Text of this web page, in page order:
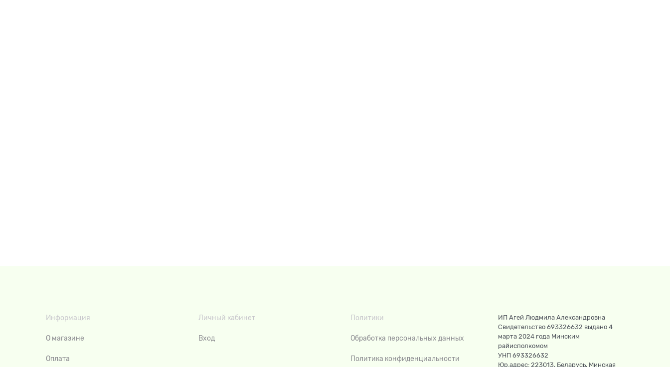
Информация
О магазине
Оплата
Личный кабинет
Вход
Политики
Обработка персональных данных
Политика конфиденциальности
ИП Агей Людмила Александровна
Свидетельство 693326632 выдано 4
марта 2024 года Минским
райисполкомом
УНП 693326632
Юр.адрес: 223013, Беларусь, Минская